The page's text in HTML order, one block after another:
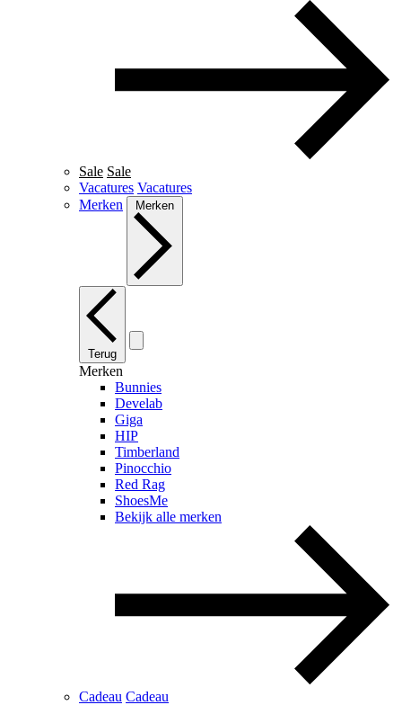
Sale Sale
Vacatures Vacatures
Merken
Merken
Terug
Merken
Bunnies
Develab
Giga
HIP
Timberland
Pinocchio
Red Rag
ShoesMe
Bekijk alle merken
Cadeau Cadeau